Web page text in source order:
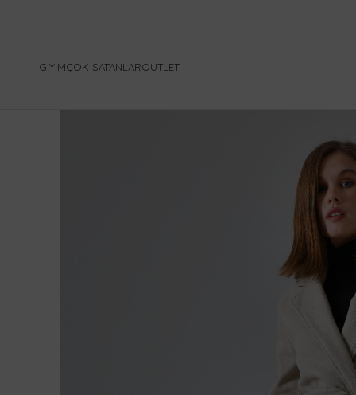
GIYIMÇOK SATANLAROUTLET